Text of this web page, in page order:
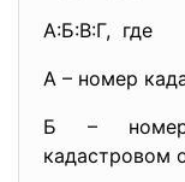
А:Б:В:Г, где
А – номер
Б – номер
кадастровом